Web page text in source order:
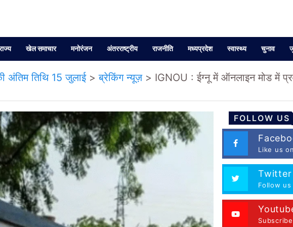
खेल समाचार मनोरंजन अंतरराष्ट्रीय राजनीति मध्यप्रदेश स्वास्थ्य चुनाव
अंतिम तिथि 15 जुलाई>ब्रेकिंग न्यूज़> IGNOU : ईग्नू में ऑनलाइन मोड में
FOLLOW US
Like us
Twitter
Follow